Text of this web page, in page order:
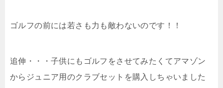
ゴルフの前には若さも力も敵わないのです！！
追伸・・・子供にもゴルフをさせてみたくてアマゾン
からジュニア用のクラブセットを購入しちゃいました